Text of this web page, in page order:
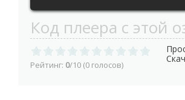
Код плеера с этой
Рейтинг: 0/10 (0 голосов)